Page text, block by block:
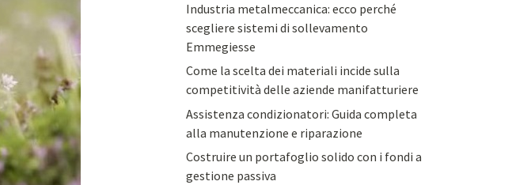
Industria metalmeccanica: ecco perché
scegliere sistemi di sollevamento
Emmegiesse
Come la scelta dei materiali incide sulla
competitività delle aziende manifatturiere
Assistenza condizionatori: Guida completa
alla manutenzione e riparazione
Costruire un portafoglio solido con i fondi a
gestione passiva